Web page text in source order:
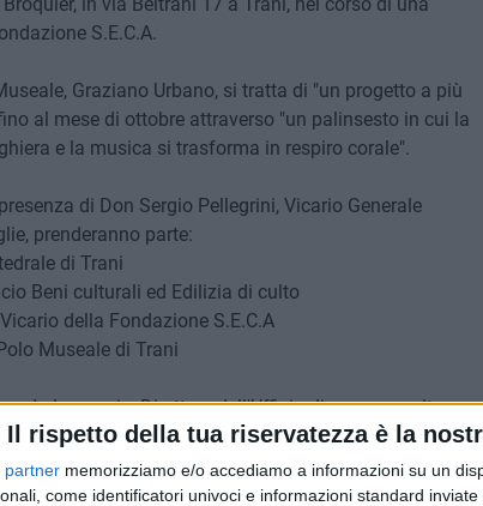
Il rispetto della tua riservatezza è la
partner memorizziamo e/o accediamo a informazioni su un
come identificatori univoci e informazioni standard
S.E.C.A.
Graziano Urbano, si tratta di "un progetto a più
al mese di ottobre attraverso "un palinsesto in cui la
e la musica si trasforma in respiro corale".
di Don Sergio Pellegrini, Vicario Generale
prenderanno parte:
di Trani
Beni culturali ed Edilizia di culto
della Fondazione S.E.C.A
Museale di Trani
Losappio, Direttore dell'Ufficio diocesano cultura e